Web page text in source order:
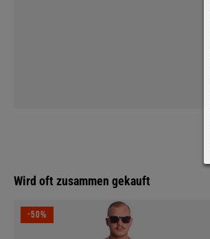
Wird oft zusammen gekauft
-50%